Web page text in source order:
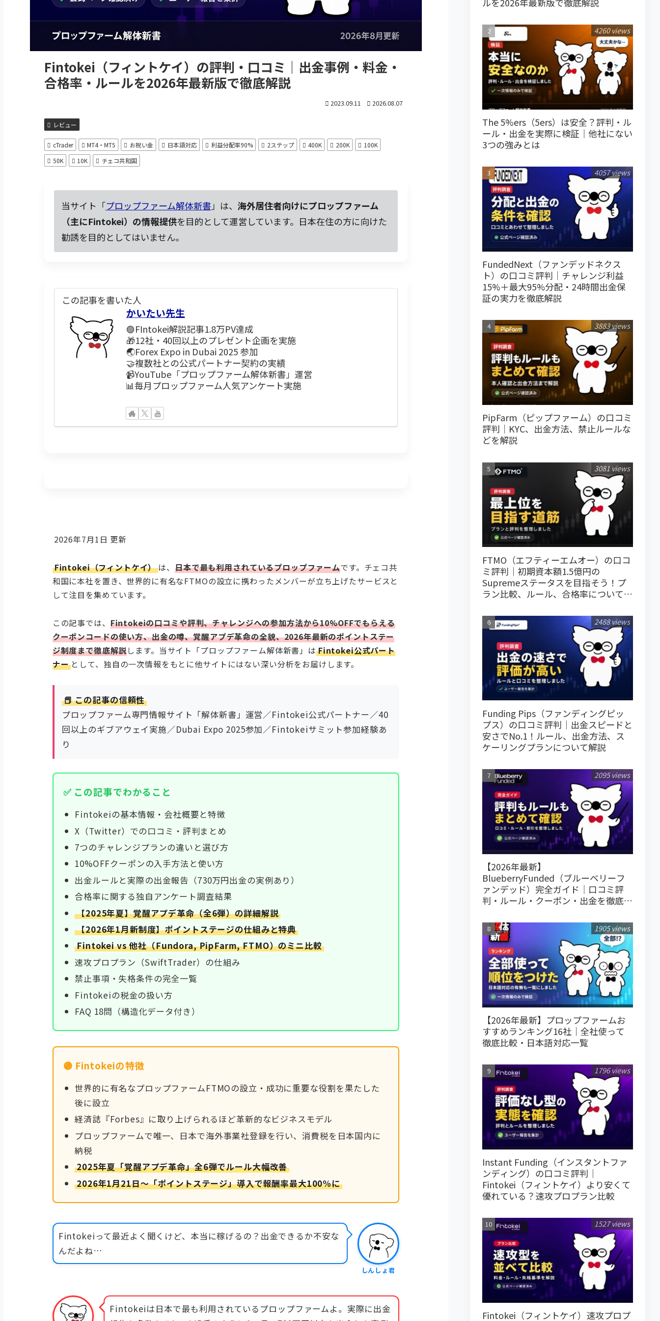
Fintokei（フィントケイ）の評判・口コミ｜出金事例・料金・
合格率・ルールを2026年最新版で徹底解説
2023.09.11 2026.08.07
レビュー
cTrader MT4・MT5 お祝い金 日本語対応 利益分配率90% 2ステップ 400K 200K
100K
50K
10K チェコ共和国
当サイト「プロップファーム解体新書」は、 海外居住者向けにプロップファーム
（主にFintokei）の情報提供を目的として運営しています。日本在住の方に向けた
勧誘を目的としてはいません。
この記事を書いた人
かいたい先生
🟣FIntokei解説記事1.8万PV達成
🎁12社・40回以上のプレゼント企画を実施
🌏Forex Expo in Dubai 2025 参加
🤝複数社との公式パートナー契約の実績
📹YouTube「プロップファーム解体新書」運営
📊毎月プロップファーム人気アンケート実施
2026年7月1日 更新
Fintokei（フィントケイ）は、日本で最も利用されているプロップファームです。チェコ共
和国に本社を置き、世界的に有名なFTMOの設立に携わったメンバーが立ち上げたサービスと
して注目を集めています。
この記事では、 Fintokeiの口コミや評判、チャレンジへの参加方法から10%OFFでもらえる
クーポンコードの使い方、出金の噂、覚醒アプデ革命の全貌、2026年最新のポイントステー
ジ制度まで徹底解説します。当サイト「プロップファーム解体新書」は Fintokei公式パート
ナー として、独自の一次情報をもとに他サイトにはない深い分析をお届けします。
📕 この記事の信頼性
プロップファーム専門情報サイト「解体新書」運営／Fintokei公式パートナー／40
回以上のギブアウェイ実施／Dubai Expo 2025参加／Fintokeiサミット参加経験あ
り
✅ この記事でわかること
Fintokeiの基本情報・会社概要と特徴
X（Twitter）での口コミ・評判まとめ
7つのチャレンジプランの違いと選び方
10%OFFクーポンの入手方法と使い方
出金ルールと実際の出金報告（730万円出金の実例あり）
合格率に関する独自アンケート調査結果
【2025年夏】覚醒アプデ革命（全6弾）の詳細解説
【2026年1月新制度】ポイントステージの仕組みと特典
Fintokei vs 他社（Fundora, PipFarm, FTMO）のミニ比較
速攻プロプラン（SwiftTrader）の仕組み
禁止事項・失格条件の完全一覧
Fintokeiの税金の扱い方
FAQ 18問（構造化データ付き）
🟣 Fintokeiの特徴
世界的に有名なプロップファームFTMOの設立・成功に重要な役割を果たした
後に設立
経済誌『Forbes』に取り上げられるほど革新的なビジネスモデル
プロップファームで唯一、日本で海外事業社登録を行い、消費税を日本国内に
納税
2025年夏「覚醒アプデ革命」全6弾でルール大幅改善
2026年1月21日〜「ポイントステージ」導入で報酬率最大100%に
しんしょ君
Fintokeiって最近よく聞くけど、本当に稼げるの？出金できるか不安な
んだよね…
Fintokeiは日本で最も利用されているプロップファームよ。実際に出金
The 5%ers（5ers）は安全？評判・ル
ール・出金を実際に検証｜他社にない
3つの強みとは
4260 views
FundedNext（ファンデッドネクス
ト）の口コミ評判｜チャレンジ利益
15%＋最大95%分配・24時間出金保
証の実力を徹底解説
4057 views
PipFarm（ピップファーム）の口コミ
評判｜KYC、出金方法、禁止ルールな
どを解説
3883 views
FTMO（エフティーエムオー）の口コ
ミ評判｜初期資本額1.5億円の
Supremeステータスを目指そう！プ
ラン比較、ルール、合格率について解
3081 views
Funding Pips（ファンディングピッ
プス）の口コミ評判｜出金スピードと
安さでNo.1！ルール、出金方法、ス
ケーリングプランについて解説
2488 views
【2026年最新】
BlueberryFunded（ブルーベリーフ
ァンデッド）完全ガイド｜口コミ評
判・ルール・クーポン・出金を徹底解
2095 views
【2026年最新】プロップファームお
すすめランキング16社｜全社使って
徹底比較・日本語対応一覧
1905 views
Instant Funding（インスタントファ
ンディング）の口コミ評判｜
Fintokei（フィントケイ）より安くて
優れている？速攻プロプラン比較
1796 views
Fintokei（フィントケイ）速攻プロプ
1527 views